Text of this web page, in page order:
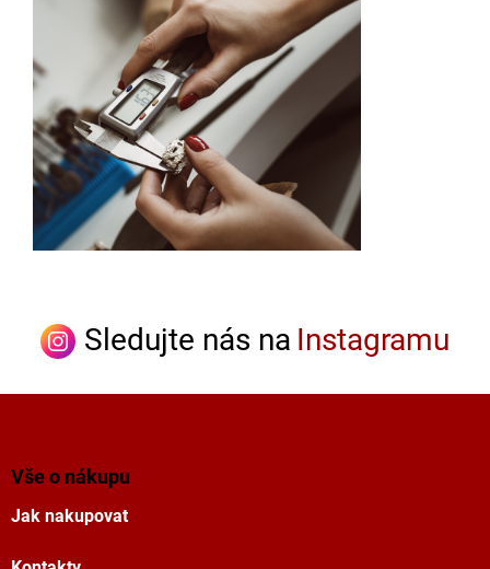
Sledujte nás na Instagramu
Vše o nákupu
Jak nakupovat